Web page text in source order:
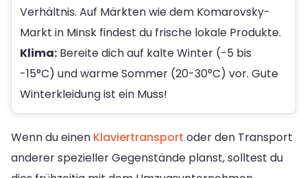
Verhältnis. Auf Märkten wie dem Komarovsky-
Markt in Minsk findest du frische lokale Produkte.
Klima: Bereite dich auf kalte Winter (-5 bis
-15°C) und warme Sommer (20-30°C) vor. Gute
Winterkleidung ist ein Muss!
Wenn du einen Klaviertransport oder den Transport
anderer spezieller Gegenstände planst, solltest du